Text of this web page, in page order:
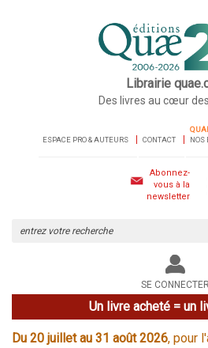
Librairie
Des livres au cœur
ESPACE PRO & AUTEURS CONTACT
NOS
Abonnez-
vous à la
newsletter
le
site
SE CONNECTER
Un livre acheté = un
Du 20 juillet au 31 août 2026, pour